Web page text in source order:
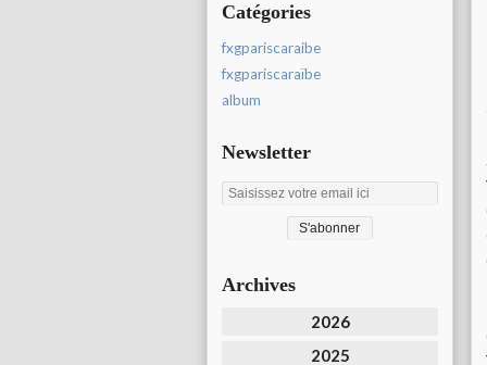
Catégories
fxgpariscaraibe
fxgpariscaraïbe
album
Newsletter
Archives
2026
2025